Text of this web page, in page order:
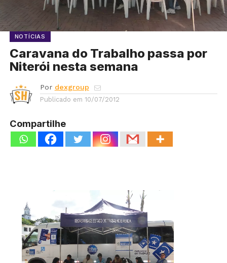
NOTÍCIAS
Caravana do Trabalho passa por
Niterói nesta semana
Por dexgroup
Publicado em 10/07/2012
Compartilhe